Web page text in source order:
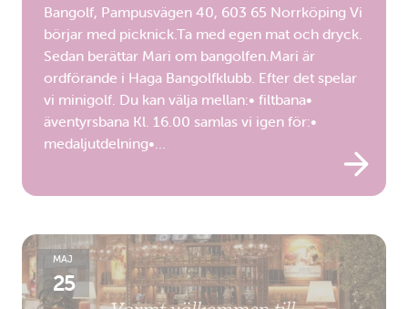
Bangolf, Pampusvägen 40, 603 65 Norrköping Vi
börjar med picknick.Ta med egen mat och dryck.
Sedan berättar Mari om bangolfen.Mari är
ordförande i Haga Bangolfklubb. Efter det spelar
vi minigolf. Du kan välja mellan:• filtbana•
äventyrsbana Kl. 16.00 samlas vi igen för:•
medaljutdelning•…
MAJ
25